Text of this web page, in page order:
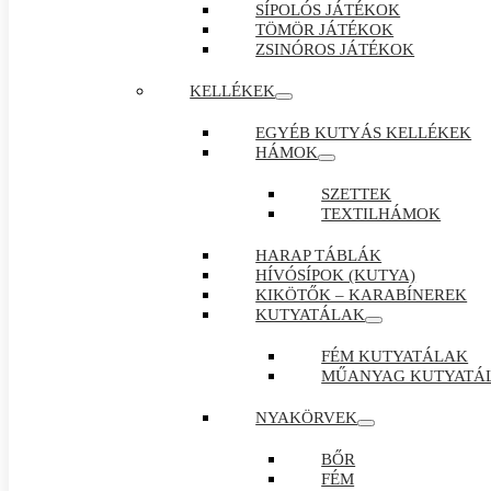
SÍPOLÓS JÁTÉKOK
TÖMÖR JÁTÉKOK
ZSINÓROS JÁTÉKOK
KELLÉKEK
EGYÉB KUTYÁS KELLÉKEK
HÁMOK
SZETTEK
TEXTILHÁMOK
HARAP TÁBLÁK
HÍVÓSÍPOK (KUTYA)
KIKÖTŐK – KARABÍNEREK
KUTYATÁLAK
FÉM KUTYATÁLAK
MŰANYAG
NYAKÖRVEK
BŐR
FÉM